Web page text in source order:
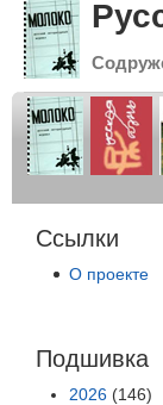
Ссылки
О проекте
Подшивка
2026 (146)